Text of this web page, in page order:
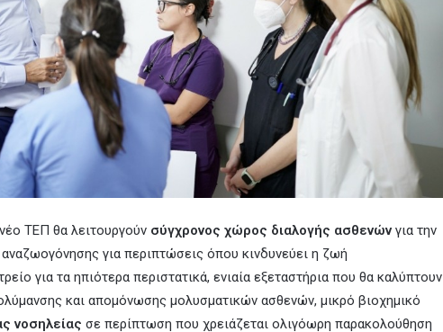
ΤΕΠ θα λειτουργούν σύγχρονος χώρος διαλογής ασθενών για την
για περιπτώσεις όπου κινδυνεύει η ζωή
για τα ηπιότερα περιστατικά, ενιαία εξεταστήρια που θα καλύπτουν
και απομόνωσης μολυσματικών ασθενών, μικρό βιοχημικό
νοσηλείας σε περίπτωση που χρειάζεται ολιγόωρη παρακολούθηση